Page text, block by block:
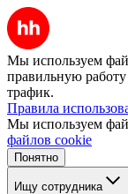
Мы используем
правильную работу
трафик.
Правила
Мы используем
файлов cookie
Понятно
Ищу сотрудника